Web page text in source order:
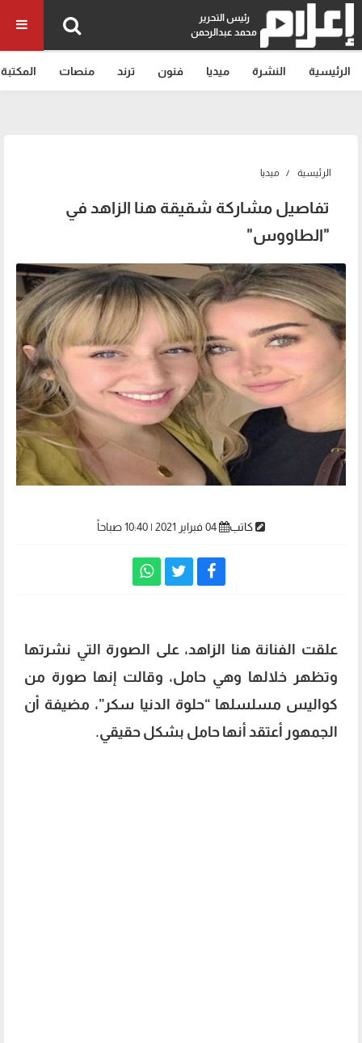
رئيس التحرير
محمد عبدالرحمن
الرئيسية النشرة ميديا فنون ترند منصات المكتبة
الرئيسية ميديا
تفاصيل مشاركة شقيقة هنا الزاهد في
"الطاووس"
كاتب
علقت الفنانة هنا الزاهد، على الصورة التي نشرتها
وتظهر خلالها وهي حامل، وقالت إنها صورة من
كواليس مسلسلها “حلوة الدنيا سكر”، مضيفة أن
الجمهور أعتقد أنها حامل بشكل حقيقي.